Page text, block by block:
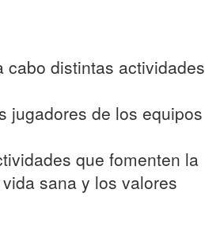
cabo distintas actividades
jugadores de los equipos
que fomenten la
sana y los valores